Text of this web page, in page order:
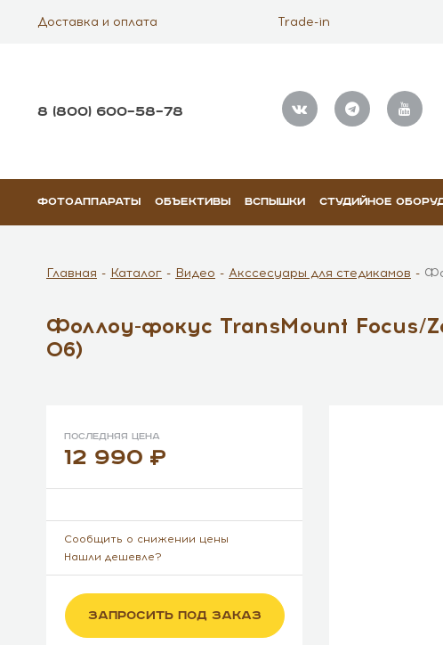
Доставка и оплата Trade-in
8 (800) 600–58–78
ФОТОАППАРАТЫ ОБЪЕКТИВЫ ВСПЫШКИ СТУДИЙНОЕ
Главная Каталог Видео Акссесуары для стедикамов
Фоллоу-фокус TransMount Focus/
06)
Последняя цена
12 990
Сообщить о снижении цены
Нашли дешевле?
ЗАПРОСИТЬ ПОД ЗАКАЗ